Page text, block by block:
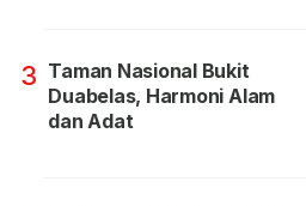
3 Taman Nasional Bukit
Duabelas, Harmoni Alam
dan Adat